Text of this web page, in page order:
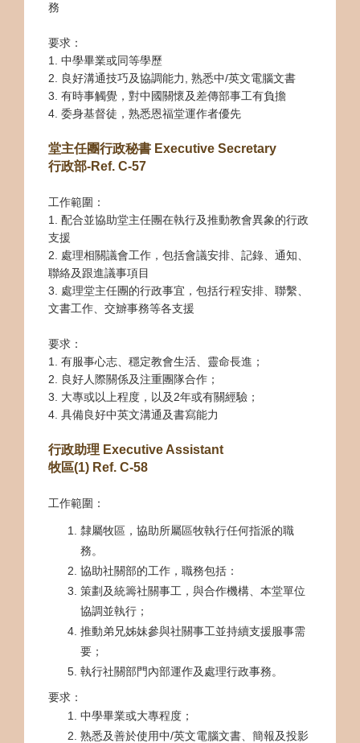
務
要求：
1. 中學畢業或同等學歷
2. 良好溝通技巧及協調能力, 熟悉中/英文電腦文書
3. 有時事觸覺，對中國關懷及差傳部事工有負擔
4. 委身基督徒，熟悉恩福堂運作者優先
堂主任團行政秘書 Executive Secretary
行政部-Ref. C-57
工作範圍：
1. 配合並協助堂主任團在執行及推動教會異象的行政
支援
2. 處理相關議會工作，包括會議安排、記錄、通知、
聯絡及跟進議事項目
3. 處理堂主任團的行政事宜，包括行程安排、聯繫、
文書工作、交辧事務等各支援
要求：
1. 有服事心志、穩定教會生活、靈命長進；
2. 良好人際關係及注重團隊合作；
3. 大專或以上程度，以及2年或有關經驗；
4. 具備良好中英文溝通及書寫能力
行政助理 Executive Assistant
牧區(1) Ref. C-58
工作範圍：
隸屬牧區，協助所屬區牧執行任何指派的職
務。
協助社關部的工作，職務包括：
策劃及統籌社關事工，與合作機構、本堂單位
協調並執行；
推動弟兄姊妹參與社關事工並持續支援服事需
要；
執行社關部門內部運作及處理行政事務。
要求：
中學畢業或大專程度；
熟悉及善於使用中/英文電腦文書、簡報及投影